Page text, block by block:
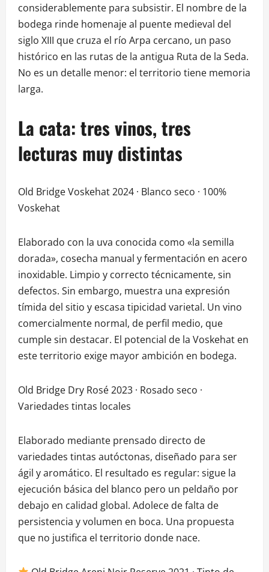
considerablemente para subsistir. El nombre de la
bodega rinde homenaje al puente medieval del
siglo XIII que cruza el río Arpa cercano, un paso
histórico en las rutas de la antigua Ruta de la Seda.
No es un detalle menor: el territorio tiene memoria
larga.
La cata: tres vinos, tres
lecturas muy distintas
Old Bridge Voskehat 2024 · Blanco seco · 100%
Voskehat
Elaborado con la uva conocida como «la semilla
dorada», cosecha manual y fermentación en acero
inoxidable. Limpio y correcto técnicamente, sin
defectos. Sin embargo, muestra una expresión
tímida del sitio y escasa tipicidad varietal. Un vino
comercialmente normal, de perfil medio, que
cumple sin destacar. El potencial de la Voskehat en
este territorio exige mayor ambición en bodega.
Old Bridge Dry Rosé 2023 · Rosado seco ·
Variedades tintas locales
Elaborado mediante prensado directo de
variedades tintas autóctonas, diseñado para ser
ágil y aromático. El resultado es regular: sigue la
ejecución básica del blanco pero un peldaño por
debajo en calidad global. Adolece de falta de
persistencia y volumen en boca. Una propuesta
que no justifica el territorio donde nace.